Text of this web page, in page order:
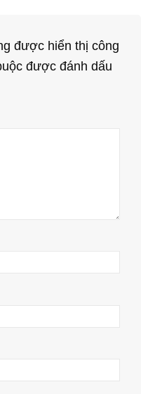
được hiển thị công
được đánh dấu